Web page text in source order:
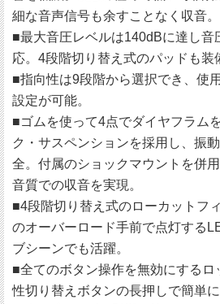
細な音声信号も余すことなく収音。
■最大音圧レベルは140dBに達し音
応。4段階切り替え式のパッドも装
■指向性は9段階から選択でき、使
設定が可能。
■ゴムを使って4点でダイヤフラム
ク・サスペンションを採用し、振
全。付属のショックマウントを併
音質での収音を実現。
■4段階切り替え式のローカットフ
のオーバーロード手前で点灯する
ブシーンでも活躍。
■全てのボタン操作を無効にするロ
性切り替えボタンの長押しで簡単に